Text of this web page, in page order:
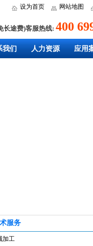
设为首页 网站地图
长途费)客服热线: 400
我们 人力资源 应用
服务
加工